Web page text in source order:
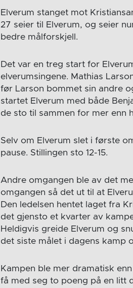
Elverum stanget mot
27 seier til Elverum, og seier
bedre målforskjell.
Det var en treg start for
elverumsingene. Mathias
før Larson bommet sin andre
startet Elverum med både
de sto til sammen for mer enn
Selv om Elverum slet i første
pause. Stillingen sto 12-15.
Andre omgangen ble av det
omgangen så det ut til at
Den ledelsen hentet laget fra
det gjensto et kvarter av
Heldigvis greide Elverum og
det siste målet i dagens kamp
Kampen ble mer dramatisk
få med seg to poeng på en litt